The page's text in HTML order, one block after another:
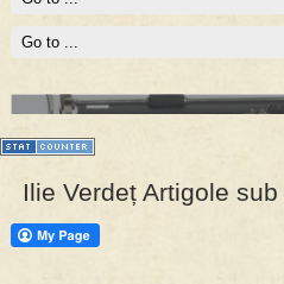
PRESA
Permise pentru vânătoarea de
Prima mea carte publicata
Averea Presedintelui: prima
conturi secrete ale Securitatii.
Ilie Verdeț Artigole